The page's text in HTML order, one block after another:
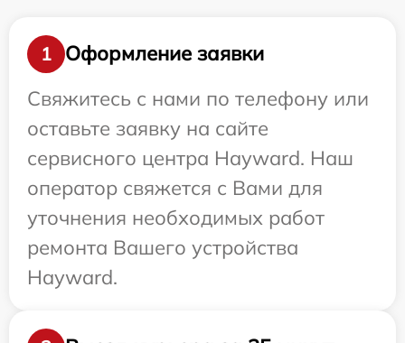
1
Оформление заявки
Свяжитесь с нами по телефону или
оставьте заявку на сайте
сервисного центра Hayward. Наш
оператор свяжется с Вами для
уточнения необходимых работ
ремонта Вашего устройства
Hayward.